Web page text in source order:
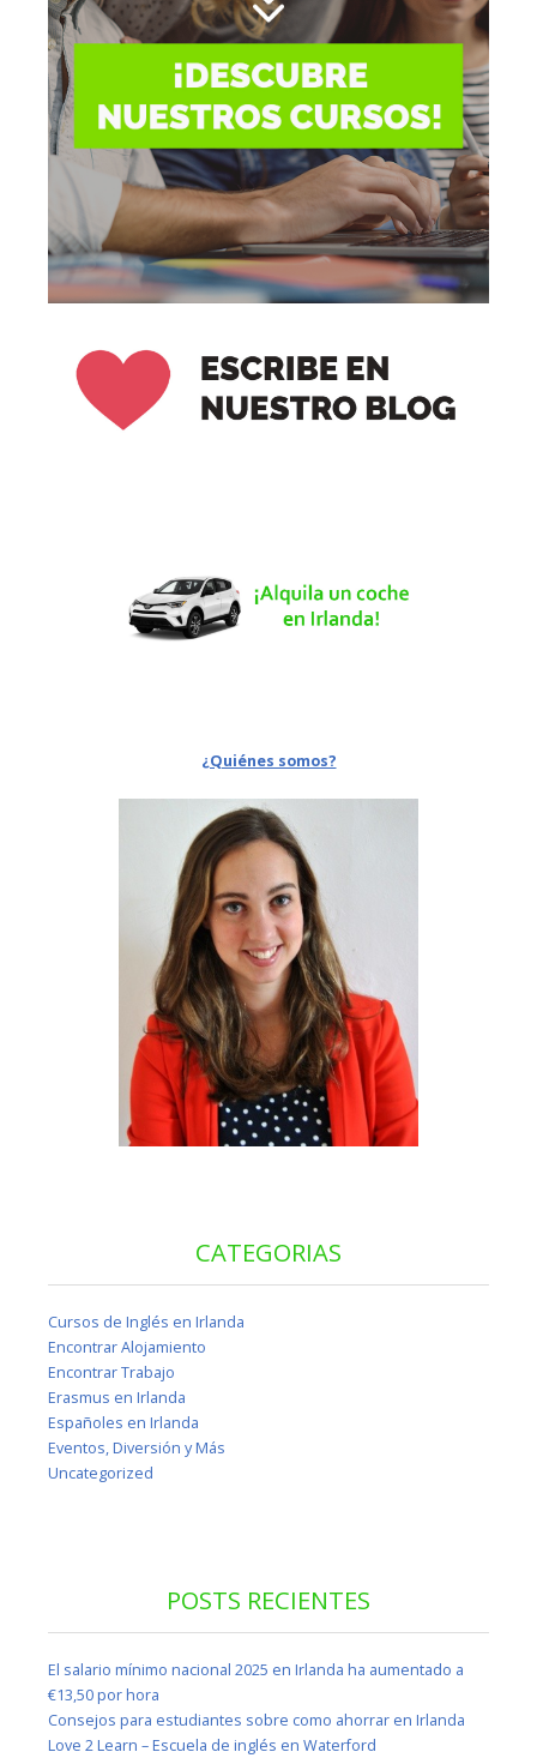
¿Quiénes somos?
CATEGORIAS
Cursos de Inglés en Irlanda
Encontrar Alojamiento
Encontrar Trabajo
Erasmus en Irlanda
Españoles en Irlanda
Eventos, Diversión y Más
Uncategorized
POSTS RECIENTES
El salario mínimo nacional 2025 en Irlanda ha aumentado a
€13,50 por hora
Consejos para estudiantes sobre como ahorrar en Irlanda
Love 2 Learn – Escuela de inglés en Waterford